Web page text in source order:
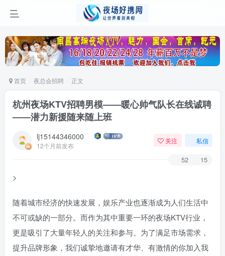
首页 夜总会招聘 正文
杭州夜场KTV招聘男模——暖心帅气队长在线诚聘
——潜力新援随来随上班
lj15144346000
12个月前发布
关注 私信
52 15
>
随着城市经济的快速发展，娱乐产业也逐渐成为人们生活中
不可或缺的一部分。而作为其中重要一环的夜场KTV行业，
更是吸引了大量年轻人的关注和参与。为了满足市场需求，
提升品牌形象，我们诚挚地邀请有才华、有激情的你加入我